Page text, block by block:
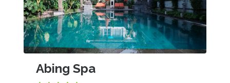
Abing Spa